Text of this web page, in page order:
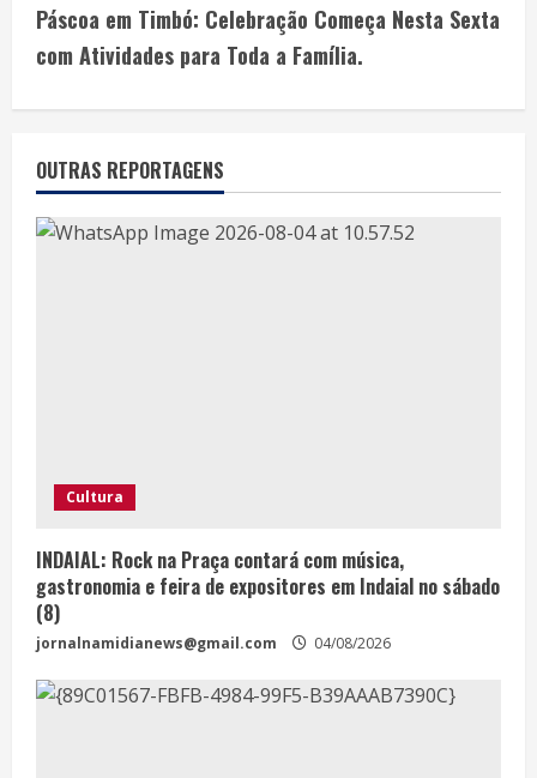
Páscoa em Timbó: Celebração Começa Nesta Sexta
com Atividades para Toda a Família.
OUTRAS REPORTAGENS
Cultura
INDAIAL: Rock na Praça contará com música,
gastronomia e feira de expositores em Indaial no sábado
(8)
jornalnamidianews@gmail.com 04/08/2026